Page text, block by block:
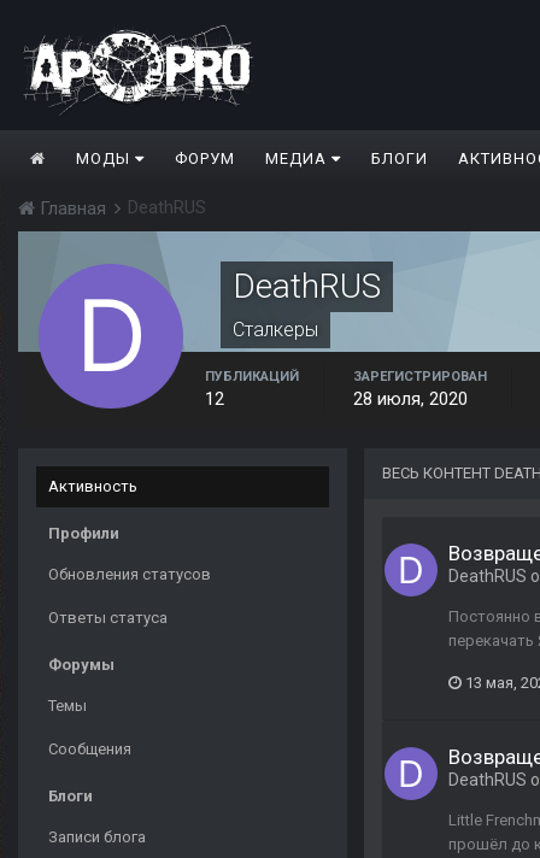
МОДЫ ФОРУМ МЕДИА БЛОГИ
Главная DeathRUS
DeathRUS
Сталкеры
ПУБЛИКАЦИЙ
12
ЗАРЕГИСТРИРОВАН
28 июля, 2020
Активность
Профили
Обновления статусов
Ответы статуса
Форумы
Темы
Сообщения
Блоги
Записи блога
ВЕСЬ КОНТЕНТ
DeathRUS
Постоянно
13 мая,
DeathRUS
Little
прошёл до